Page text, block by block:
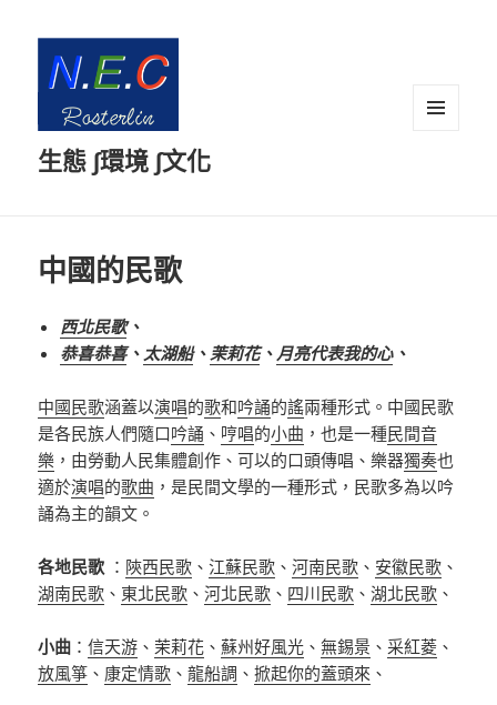
生態 ∫環境 ∫文化
中國的民歌
西北民歌、
恭喜恭喜、太湖船、茉莉花、月亮代表我的心、
中國民歌涵蓋以演唱的歌和吟誦的謠兩種形式。中國民歌
是各民族人們隨口吟誦 、 哼唱的小曲 ，也是一種民間音
樂 ，由勞動人民集體創作、可以的口頭傳唱、樂器獨奏也
適於演唱的歌曲 ，是民間文學的一種形式，民歌多為以吟
誦為主的韻文。
各地民歌 ： 陝西民歌 、江蘇民歌 、河南民歌 、 安徽民歌 、
湖南民歌 、 東北民歌 、河北民歌 、 四川民歌 、湖北民歌 、
小曲 ：信天游 、 茉莉花 、蘇州好風光 、無錫景 、 采紅菱 、
放風箏 、 康定情歌 、龍船調 、掀起你的蓋頭來 、